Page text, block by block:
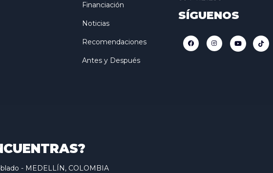
Financiación
Noticias
Recomendaciones
Antes y Después
SÍGUENOS
- MEDELLÍN, COLOMBIA